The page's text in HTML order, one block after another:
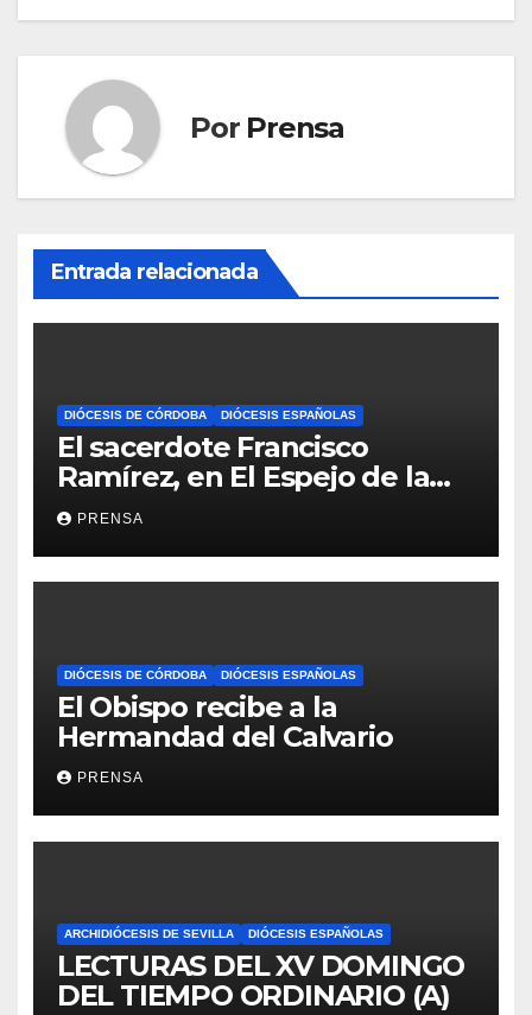
Por Prensa
Entrada relacionada
DIÓCESIS DE CÓRDOBA DIÓCESIS ESPAÑOLAS
El sacerdote Francisco
Ramírez, en El Espejo de la
Iglesia
PRENSA
DIÓCESIS DE CÓRDOBA DIÓCESIS ESPAÑOLAS
El Obispo recibe a la
Hermandad del Calvario
PRENSA
ARCHIDIÓCESIS DE SEVILLA DIÓCESIS ESPAÑOLAS
LECTURAS DEL XV DOMINGO
DEL TIEMPO ORDINARIO (A)